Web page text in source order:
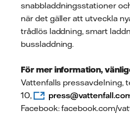
snabbladdningsstationer
när det gäller att utveckla
trådlös laddning, smart
bussladdning.
För mer information,
Vattenfalls pressavdelning,
10,
Facebook: facebook.com/